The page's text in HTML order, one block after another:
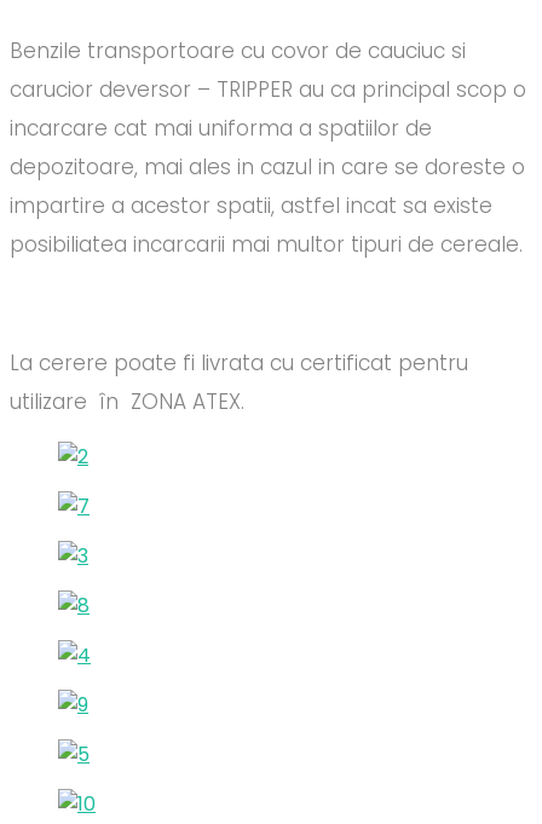
Benzile transportoare cu covor de cauciuc si
carucior deversor – TRIPPER au ca principal scop o
incarcare cat mai uniforma a spatiilor de
depozitoare, mai ales in cazul in care se doreste o
impartire a acestor spatii, astfel incat sa existe
posibiliatea incarcarii mai multor tipuri de cereale.
La cerere poate fi livrata cu certificat pentru
utilizare în ZONA ATEX.